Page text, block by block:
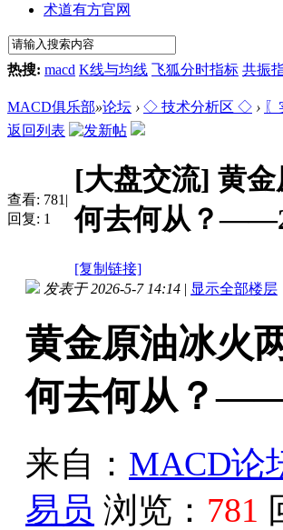
术道有方官网
热搜: macd K线与均线 飞狐分时指标 共振
MACD俱乐部»论坛 › ◇ 技术分析区 ◇ ›
返回列表
查看: 781 |
回复: 1
[大盘交流] 黄金
何去何从？
[复制链接]
发表于 2026-5-7 14:14 | 显示全部楼层
黄金原油冰火
何去何从？
来自： MACD论
易员 浏览： 781